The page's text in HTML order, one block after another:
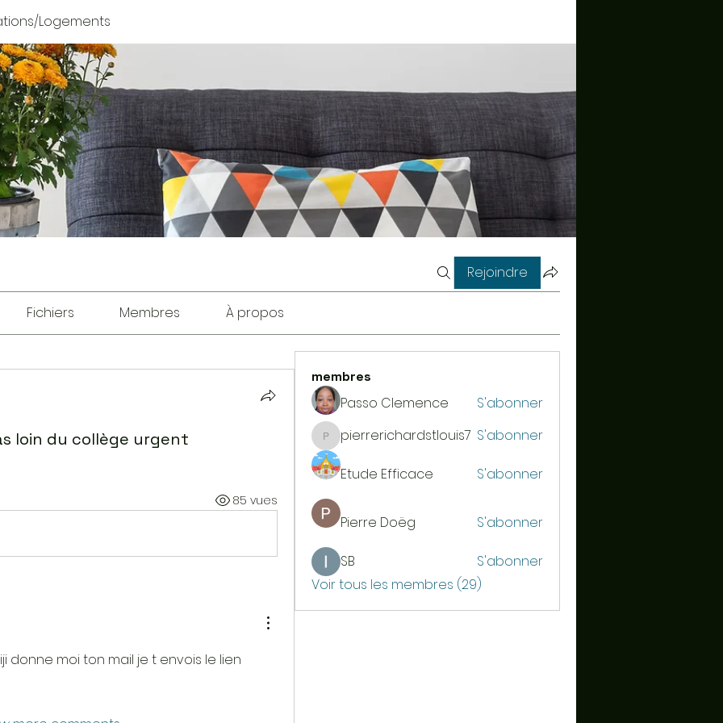
Logements
Rejoindre
Fichiers Membres À propos
loin du collège urgent
85 vues
donne moi ton mail je t envois le lien
membres
Passo Clemence S'abonner
pierrerichardstlouis7
pierrerichardstlouis7 S'abonner
Etude Efficace S'abonner
Pierre Doëg S'abonner
SB
S'abonner
Voir tous les membres (29)